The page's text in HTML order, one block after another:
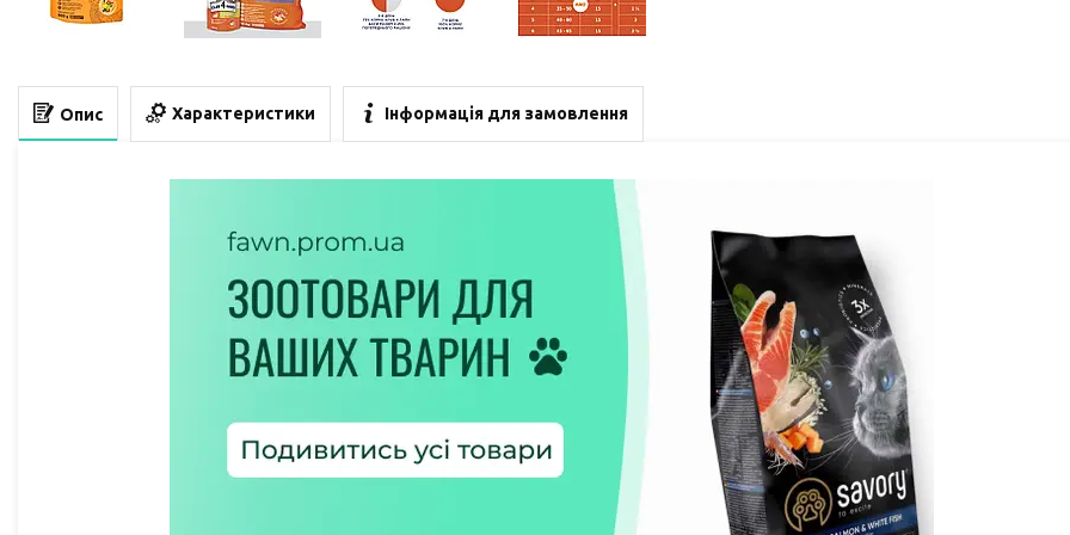
Опис Характеристики Інформація для замовлення